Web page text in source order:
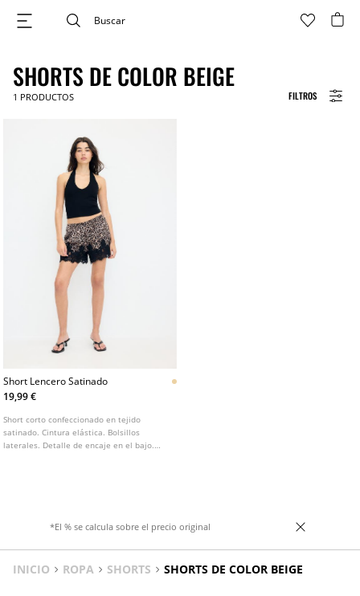
FILTROS
SHORTS DE COLOR BEIGE
1 PRODUCTOS
Short Lencero Satinado
19,99 €
Short corto confeccionado en tejido
satinado. Cintura elástica. Bolsillos
laterales. Detalle de encaje en el bajo.
*El % se calcula sobre el precio original
INICIO ROPA SHORTS SHORTS DE COLOR BEIGE